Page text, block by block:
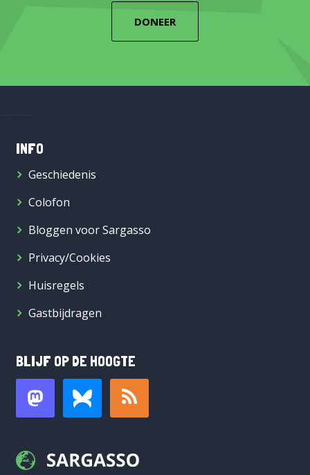
DONEER
INFO
Geschiedenis
Colofon
Bloggen voor Sargasso
Privacy/Cookies
Huisregels
Gastbijdragen
BLIJF OP DE HOOGTE